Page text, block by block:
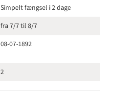
Simpelt fængsel i 2 dage
fra 7/7 til 8/7
08-07-1892
2